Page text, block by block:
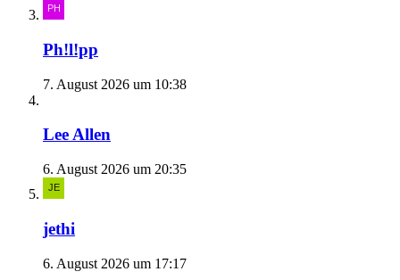
Ph!l!pp
7. August 2026 um 10:38
Lee Allen
6. August 2026 um 20:35
jethi
6. August 2026 um 17:17